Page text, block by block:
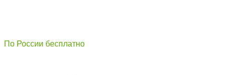
По России бесплатно